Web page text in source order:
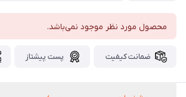
محصول مورد نظر موجود نمی‌باشد.
ضمانت کیفیت پست پیشتاز